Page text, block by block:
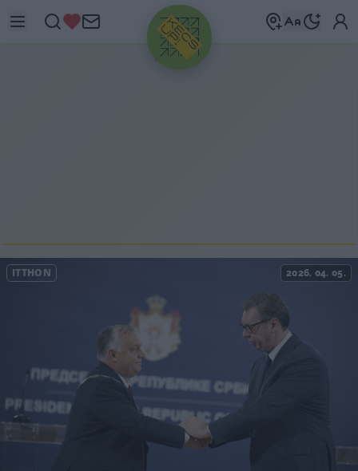
HIRDETÉS
ITTHON 2026. 04. 05.